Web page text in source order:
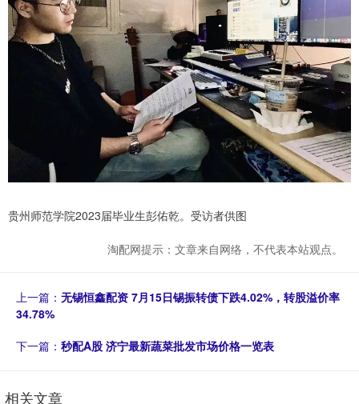
贵州师范学院2023届毕业生彭佑乾。受访者供图
淘配网提示：文章来自网络，不代表本站观点。
上一篇： 无锡恒鑫配资 7月15日锡振转债下跌4.02%，转股溢价率
34.78%
下一篇： 秒配A股 济宁最新蔬菜批发市场价格一览表
相关文章